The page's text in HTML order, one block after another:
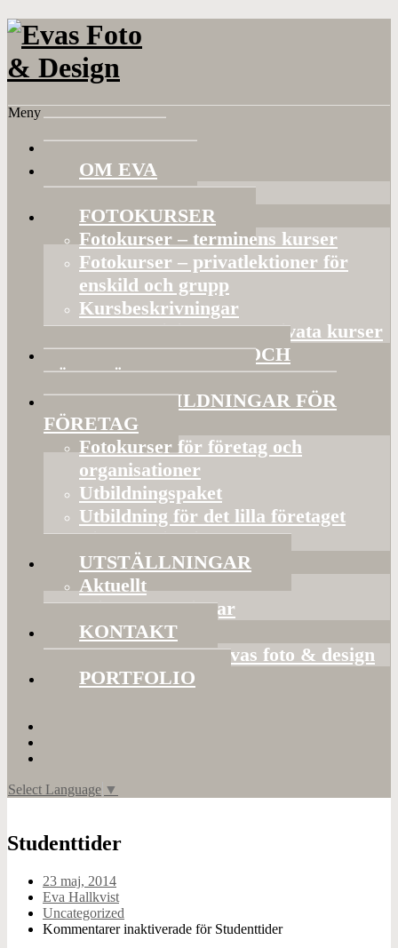
Meny
HEM
OM EVA
Referenser
FOTOKURSER
Fotokurser – terminens kurser
Fotokurser – privatlektioner för
enskild och grupp
Kursbeskrivningar
Gruppaktiviteter och privata kurser
BILDVISNINGAR OCH
FÖRELÄSNINGAR
FOTOUTBILDNINGAR FÖR
FÖRETAG
Fotokurser för företag och
organisationer
Utbildningspaket
Utbildning för det lilla företaget
Bildorganisering
UTSTÄLLNINGAR
Aktuellt
Mina utställningar
KONTAKT
Presentkort hos Evas foto & design
PORTFOLIO
Select Language ▼
Studenttider
23 maj, 2014
Eva Hallkvist
Uncategorized
Kommentarer inaktiverade för Studenttider